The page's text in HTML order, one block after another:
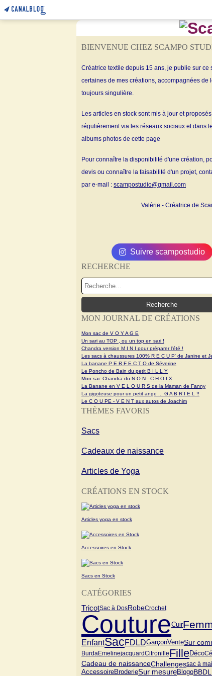
BIENVENUE CHEZ SCAMPO
Créatrice textile depuis 15 ans, je publie sur ce
certaines de mes créations, accompagnées de
toujours singulière.
Les articles en stock sont mis à jour et proposés
régulièrement via les réseaux sociaux et dans
albums photos de cette page
Pour connaître la disponibilité d'une création,
devis ou connaître la faisabilité d'un projet,
par e-mail : scampostudio@gmail.com
Valérie - Créatrice de
Suivre scampostudio
RECHERCHE
MON JOURNAL DE CRÉATIONS
Mon sac de V O Y A G E
Un sari au TOP , ou un top en sari !
Chandra version M I N I pour préparer l'été !
Les sacs à chaussures 100% R E C U P' de Janine et
La banane P E R F E C T O de Séverine
Le Poncho de Bain du petit B I L L Y
Mon sac Chandra du N O N - C H O I X
La Banane en V E L O U R S de la Maman de Fanny
La gigoteuse pour un petit ange ... G A B R I E L !!
Le C O U PE - V E N T aux autos de Joachim
THÈMES FAVORIS
Sacs
Cadeaux de naissance
Articles de Yoga
CRÉATIONS EN STOCK
Articles yoga en stock
Accessoires en Stock
Sacs en Stock
CATÉGORIES
TricotSac à DosRobeCrochet
CoutureCuir
EnfantSacFDLDGarçonVenteSur
BurdaEmelinejacquardCitronilleFilleDéco
Cadeau de naissanceChallengessac à
AccessoireBroderieSur mesureBlogo